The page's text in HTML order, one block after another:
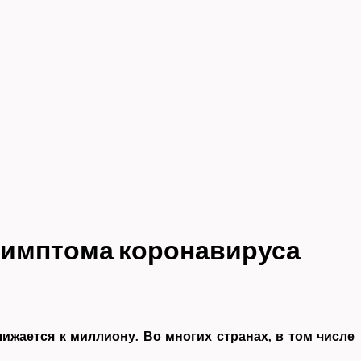
коронавируса
к миллиону. Во многих странах, в том числе